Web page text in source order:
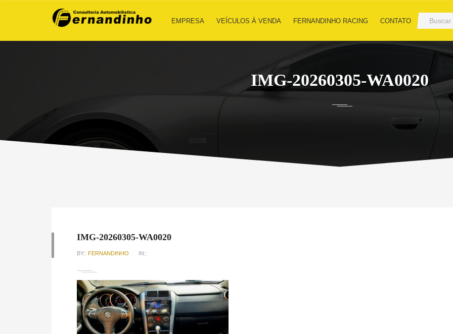
EMPRESA VEÍCULOS À VENDA FERNANDINHO RACING CONTATO
IMG-20260305-WA0020
IMG-20260305-WA0020
BY:: FERNANDINHO IN::